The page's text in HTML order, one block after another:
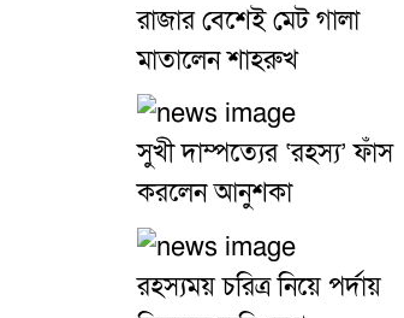
রাজার বেশেই মেট গালা
মাতালেন শাহরুখ
সুখী দাম্পত্যের ‘রহস্য’ ফাঁস
করলেন আনুশকা
রহস্যময় চরিত্র নিয়ে পর্দায়